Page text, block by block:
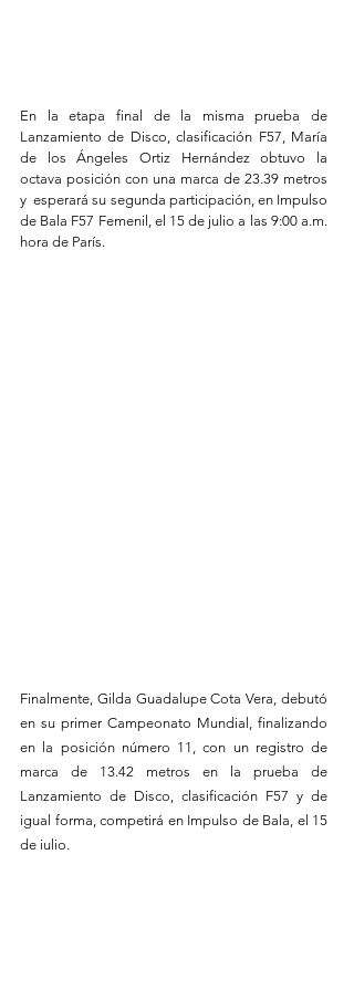
En la etapa final de la misma prueba de
Lanzamiento de Disco, clasificación F57, María
de los Ángeles Ortiz Hernández obtuvo la
octava posición con una marca de 23.39 metros
y  esperará su segunda participación, en Impulso
de Bala F57 Femenil, el 15 de julio a las 9:00 a.m.
hora de París.
Finalmente, Gilda Guadalupe Cota Vera, debutó
en su primer Campeonato Mundial, finalizando
en la posición número 11, con un registro de
marca de 13.42 metros en la prueba de
Lanzamiento de Disco, clasificación F57 y de
igual forma, competirá en Impulso de Bala, el 15
de julio.